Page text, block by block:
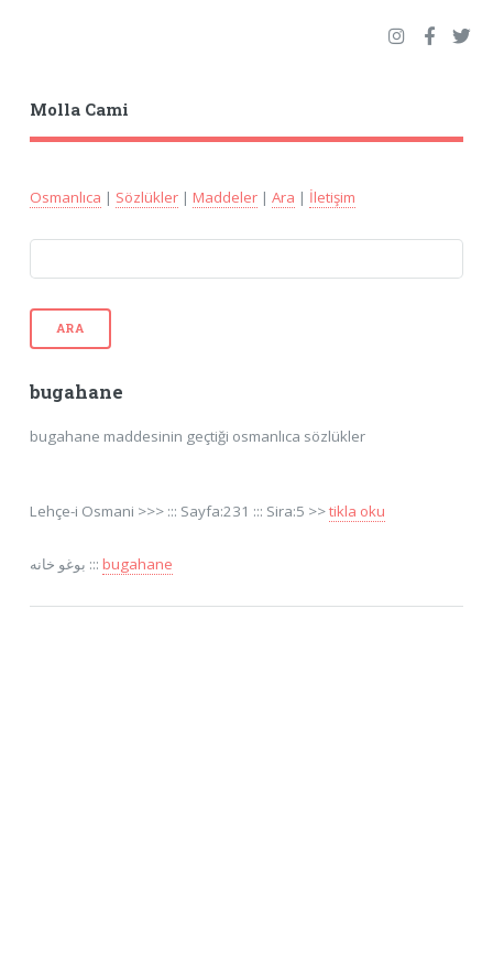
Molla Cami
Osmanlıca | Sözlükler| Maddeler| Ara | İletişim
ARA
bugahane
bugahane maddesinin geçtiği osmanlıca sözlükler
Lehçe-i Osmani >>> ::: Sayfa:231 ::: Sira:5 >>tikla oku
بوغو خانه ::: bugahane